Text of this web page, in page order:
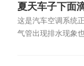
夏天车子下面
这是汽车空调系统
气管出现排水现象